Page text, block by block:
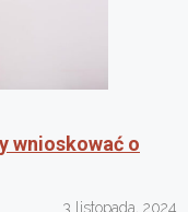
wnioskować o
3 listopada, 2024